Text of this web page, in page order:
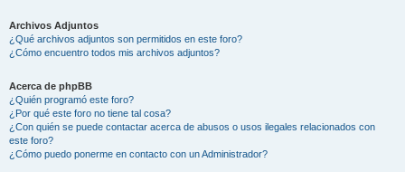
Archivos Adjuntos
¿Qué archivos adjuntos son permitidos en este foro?
¿Cómo encuentro todos mis archivos adjuntos?
Acerca de phpBB
¿Quién programó este foro?
¿Por qué este foro no tiene tal cosa?
¿Con quién se puede contactar acerca de abusos o usos ilegales relacionados con
este foro?
¿Cómo puedo ponerme en contacto con un Administrador?